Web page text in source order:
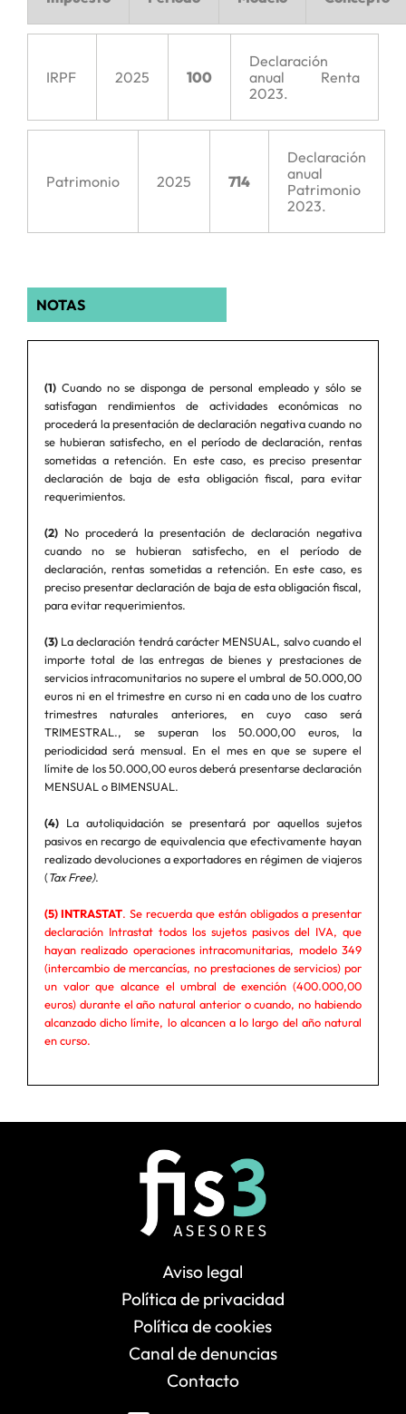
IRPF 2025 100
Declaración
anual Renta
2023.
Patrimonio 2025 714
Declaración
anual
Patrimonio
2023.
NOTAS
(1)Cuando no se disponga de personal empleado y sólo se
satisfagan rendimientos de actividades económicas no
procederá la presentación de declaración negativa cuando no
se hubieran satisfecho, en el período de declaración, rentas
sometidas a retención. En este caso, es preciso presentar
declaración de baja de esta obligación fiscal, para evitar
requerimientos.
(2)No procederá la presentación de declaración negativa
cuando no se hubieran satisfecho, en el período de
declaración, rentas sometidas a retención. En este caso, es
preciso presentar declaración de baja de esta obligación fiscal,
para evitar requerimientos.
(3)La declaración tendrá carácter MENSUAL, salvo cuando el
importe total de las entregas de bienes y prestaciones de
servicios intracomunitarios no supere el umbral de 50.000,00
euros ni en el trimestre en curso ni en cada uno de los cuatro
trimestres naturales anteriores, en cuyo caso será
TRIMESTRAL., se superan los 50.000,00 euros, la
periodicidad será mensual. En el mes en que se supere el
límite de los 50.000,00 euros deberá presentarse declaración
MENSUAL o BIMENSUAL.
(4)La autoliquidación se presentará por aquellos sujetos
pasivos en recargo de equivalencia que efectivamente hayan
realizado devoluciones a exportadores en régimen de viajeros
(Tax Free).
(5) INTRASTAT. Se recuerda que están obligados a presentar
declaración Intrastat todos los sujetos pasivos del IVA, que
hayan realizado operaciones intracomunitarias, modelo 349
(intercambio de mercancías, no prestaciones de servicios) por
un valor que alcance el umbral de exención (400.000,00
euros) durante el año natural anterior o cuando, no habiendo
alcanzado dicho límite, lo alcancen a lo largo del año natural
en curso.
Aviso legal
Política de privacidad
Política de cookies
Canal de denuncias
Contacto